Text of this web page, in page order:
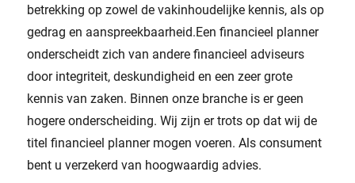
betrekking op zowel de vakinhoudelijke kennis, als op
gedrag en aanspreekbaarheid.Een financieel planner
onderscheidt zich van andere financieel adviseurs
door integriteit, deskundigheid en een zeer grote
kennis van zaken. Binnen onze branche is er geen
hogere onderscheiding. Wij zijn er trots op dat wij de
titel financieel planner mogen voeren. Als consument
bent u verzekerd van hoogwaardig advies.